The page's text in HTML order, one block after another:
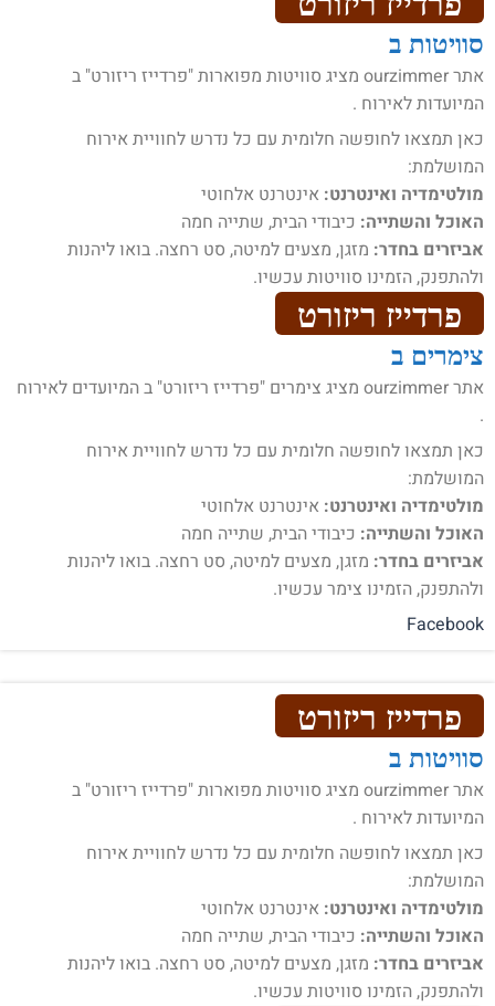
סוויטות ב
אתר ourzimmer מציג סוויטות מפוארות "פרדייז ריזורט" ב
המיועדות לאירוח .
כאן תמצאו לחופשה חלומית עם כל נדרש לחוויית אירוח
המושלמת:
מולטימדיה ואינטרנט: אינטרנט אלחוטי
האוכל והשתייה: כיבודי הבית, שתייה חמה
אביזרים בחדר: מזגן, מצעים למיטה, סט רחצה. בואו ליהנות
ולהתפנק, הזמינו סוויטות עכשיו.
פרדייז ריזורט
צימרים ב
אתר ourzimmer מציג צימרים "פרדייז ריזורט" ב המיועדים לאירוח
.
כאן תמצאו לחופשה חלומית עם כל נדרש לחוויית אירוח
המושלמת:
מולטימדיה ואינטרנט: אינטרנט אלחוטי
האוכל והשתייה: כיבודי הבית, שתייה חמה
אביזרים בחדר: מזגן, מצעים למיטה, סט רחצה. בואו ליהנות
ולהתפנק, הזמינו צימר עכשיו.
Facebook
פרדייז ריזורט
סוויטות ב
אתר ourzimmer מציג סוויטות מפוארות "פרדייז ריזורט" ב
המיועדות לאירוח .
כאן תמצאו לחופשה חלומית עם כל נדרש לחוויית אירוח
המושלמת:
מולטימדיה ואינטרנט: אינטרנט אלחוטי
האוכל והשתייה: כיבודי הבית, שתייה חמה
אביזרים בחדר: מזגן, מצעים למיטה, סט רחצה. בואו ליהנות
ולהתפנק, הזמינו סוויטות עכשיו.